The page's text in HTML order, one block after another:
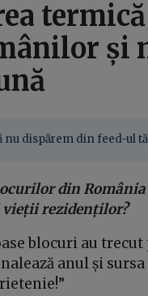
și
nu dispărem din feed-ul
din
rezidenților?
blocuri au
anul și